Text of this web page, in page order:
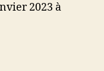
2023 à